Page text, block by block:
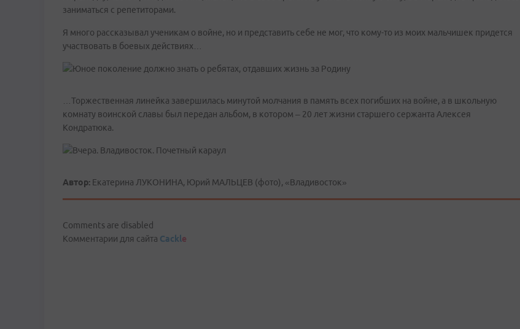
заниматься с репетиторами.
Я много рассказывал ученикам о войне, но и представить себе не мог, что кому-то из моих мальчишек придется
участвовать в боевых действиях…
…Торжественная линейка завершилась минутой молчания в память всех погибших на войне, а в школьную
комнату воинской славы был передан альбом, в котором – 20 лет жизни старшего сержанта Алексея
Кондратюка.
Автор: Екатерина ЛУКОНИНА, Юрий МАЛЬЦЕВ (фото), «Владивосток»
Comments are disabled
Комментарии для сайта Cackle